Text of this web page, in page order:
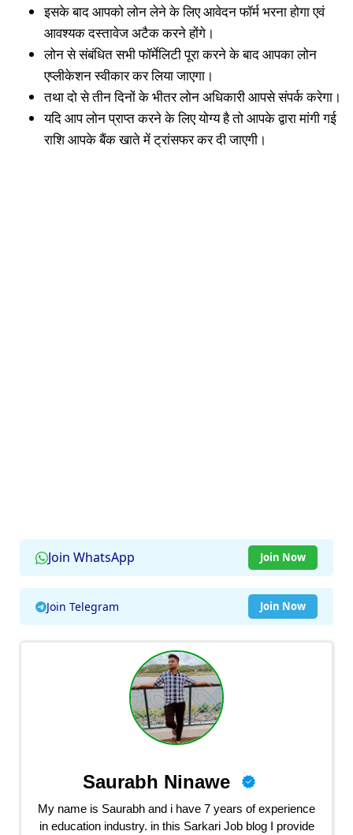
इसके बाद आपको लोन लेने के लिए आवेदन फॉर्म भरना होगा एवं
आवश्यक दस्तावेज अटैक करने होंगे।
लोन से संबंधित सभी फॉर्मेलिटी पूरा करने के बाद आपका लोन
एप्लीकेशन स्वीकार कर लिया जाएगा।
तथा दो से तीन दिनों के भीतर लोन अधिकारी आपसे संपर्क करेगा।
यदि आप लोन प्राप्त करने के लिए योग्य है तो आपके द्वारा मांगी गई
राशि आपके बैंक खाते में ट्रांसफर कर दी जाएगी।
Join WhatsApp Join Now
Join Telegram Join Now
Saurabh Ninawe
My name is Saurabh and i have 7 years of experience
in education industry. in this Sarkari Job blog I provide